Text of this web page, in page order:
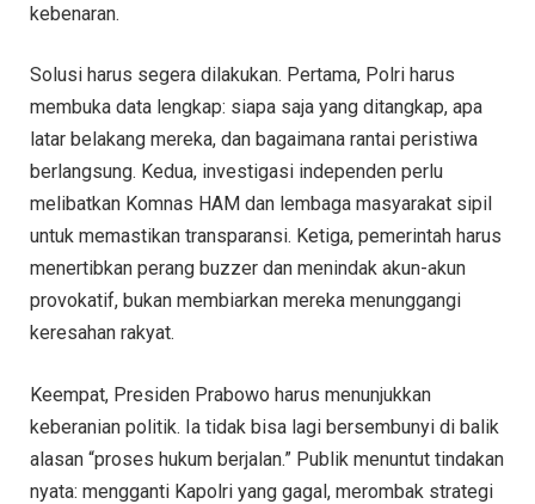
kebenaran.
Solusi harus segera dilakukan. Pertama, Polri harus
membuka data lengkap: siapa saja yang ditangkap, apa
latar belakang mereka, dan bagaimana rantai peristiwa
berlangsung. Kedua, investigasi independen perlu
melibatkan Komnas HAM dan lembaga masyarakat sipil
untuk memastikan transparansi. Ketiga, pemerintah harus
menertibkan perang buzzer dan menindak akun-akun
provokatif, bukan membiarkan mereka menunggangi
keresahan rakyat.
Keempat, Presiden Prabowo harus menunjukkan
keberanian politik. Ia tidak bisa lagi bersembunyi di balik
alasan “proses hukum berjalan.” Publik menuntut tindakan
nyata: mengganti Kapolri yang gagal, merombak strategi